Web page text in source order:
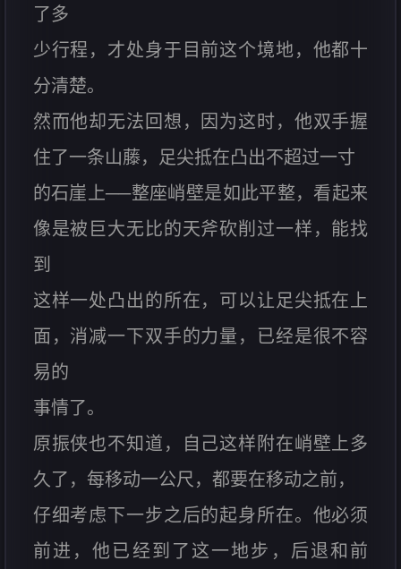
了多
少行程，才处身于目前这个境地，他都十
分清楚。
然而他却无法回想，因为这时，他双手握
住了一条山藤，足尖抵在凸出不超过一寸
的石崖上──整座峭壁是如此平整，看起来
像是被巨大无比的天斧砍削过一样，能找
到
这样一处凸出的所在，可以让足尖抵在上
面，消减一下双手的力量，已经是很不容
易的
事情了。
原振侠也不知道，自己这样附在峭壁上多
久了，每移动一公尺，都要在移动之前，
仔细考虑下一步之后的起身所在。他必须
前进，他已经到了这一地步，后退和前